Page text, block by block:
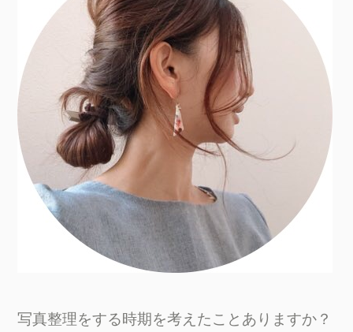
写真整理をする時期を考えたことありますか？